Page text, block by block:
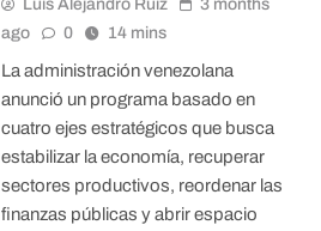
Luis Alejandro Ruiz
3 months
ago
0 14 mins
La administración venezolana
anunció un programa basado en
cuatro ejes estratégicos que busca
estabilizar la economía, recuperar
sectores productivos, reordenar las
finanzas públicas y abrir espacio